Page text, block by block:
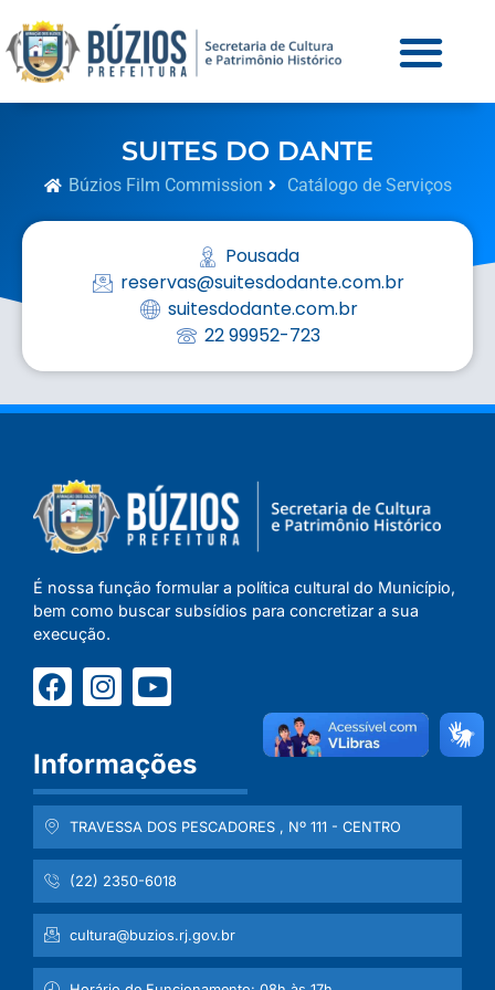
SUITES DO DANTE
Búzios Film Commission Catálogo de Serviços
Pousada
reservas@suitesdodante.com.br
suitesdodante.com.br
22 99952-723
É nossa função formular a política cultural do Município,
bem como buscar subsídios para concretizar a sua
execução.
Informações
TRAVESSA DOS PESCADORES , Nº 111 - CENTRO
(22) 2350-6018
cultura@buzios.rj.gov.br